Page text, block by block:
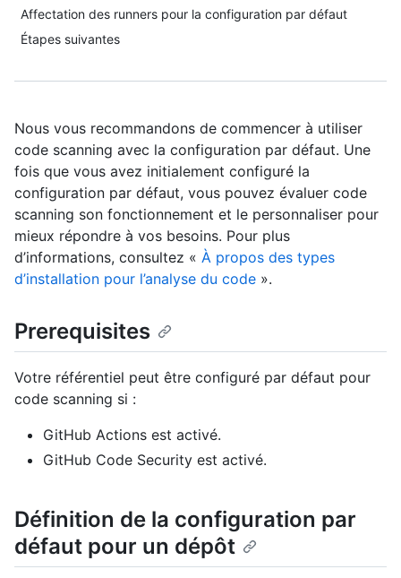
Affectation des runners pour la configuration par défaut
Étapes suivantes
Nous vous recommandons de commencer à utiliser
code scanning avec la configuration par défaut. Une
fois que vous avez initialement configuré la
configuration par défaut, vous pouvez évaluer code
scanning son fonctionnement et le personnaliser pour
mieux répondre à vos besoins. Pour plus
d’informations, consultez « À propos des types
d’installation pour l’analyse du code ».
Prerequisites
Votre référentiel peut être configuré par défaut pour
code scanning si :
GitHub Actions est activé.
GitHub Code Security est activé.
Définition de la configuration par
défaut pour un dépôt